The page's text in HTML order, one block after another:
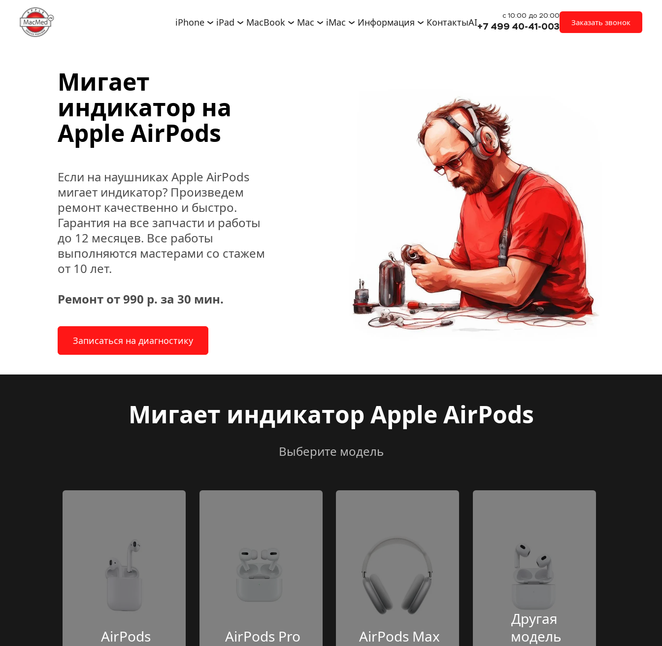
iPhone iPad MacBook Mac iMac Информация КонтактыAI
с 10:00 до 20:00
+7 499 40-41-003 Заказать звонок
Мигает
индикатор на
Apple AirPods
Если на наушниках Apple AirPods
мигает индикатор? Произведем
ремонт качественно и быстро.
Гарантия на все запчасти и работы
до 12 месяцев. Все работы
выполняются мастерами со стажем
от 10 лет.
Ремонт от 990 р. за 30 мин.
Записаться на диагностику
Мигает индикатор Apple AirPods
Выберите модель
AirPods AirPods Pro AirPods Max
Другая
модель